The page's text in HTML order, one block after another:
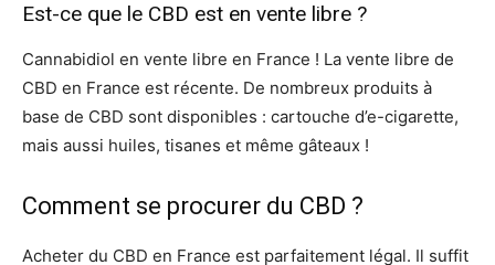
Est-ce que le CBD est en vente libre ?
Cannabidiol en vente libre en France ! La vente libre de
CBD en France est récente. De nombreux produits à
base de CBD sont disponibles : cartouche d’e-cigarette,
mais aussi huiles, tisanes et même gâteaux !
Comment se procurer du CBD ?
Acheter du CBD en France est parfaitement légal. Il suffit